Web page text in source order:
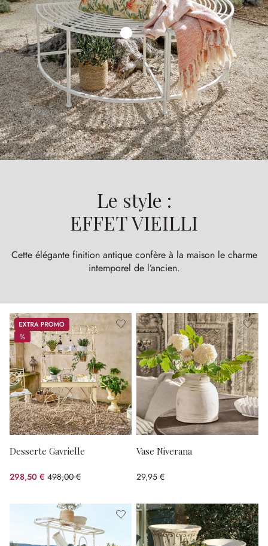
Le style :
EFFET VIEILLI
Cette élégante finition antique confère à la maison le charme
intemporel de l’ancien.
Promos
%
%
Desserte Gavrielle
298,50 € 498,00 €
(40.06%spared)
Vase Niverana
29,95 €